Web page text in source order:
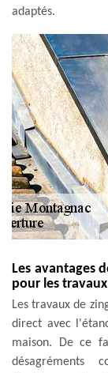
adaptés.
Les avantages
pour les
Les travaux de
direct avec
maison. De ce
désagréments